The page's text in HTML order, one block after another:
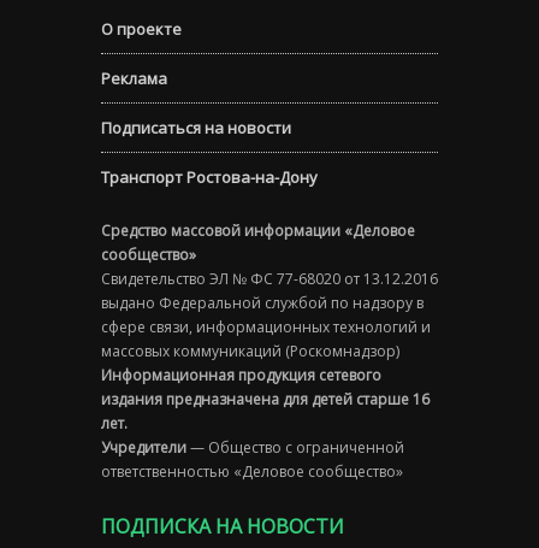
О проекте
Реклама
Подписаться на новости
Транспорт Ростова-на-Дону
Средство массовой информации «Деловое
сообщество»
Свидетельство ЭЛ № ФС 77-68020 от 13.12.2016
выдано Федеральной службой по надзору в
сфере связи, информационных технологий и
массовых коммуникаций (Роскомнадзор)
Информационная продукция сетевого
издания предназначена для детей старше 16
лет.
Учредители— Общество с ограниченной
ответственностью «Деловое сообщество»
ПОДПИСКА НА НОВОСТИ